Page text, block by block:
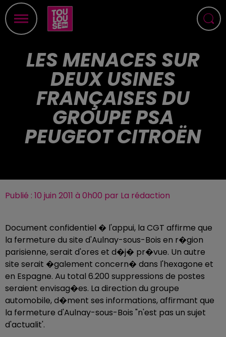
LES MENACES SUR
DEUX USINES
FRANÇAISES DU
GROUPE PSA
PEUGEOT CITROËN
Publié : 10 juin 2011 à 0h00 par La rédaction
Document confidentiel � l'appui, la CGT affirme que
la fermeture du site d'Aulnay-sous-Bois en r�gion
parisienne, serait d'ores et d�j� pr�vue. Un autre
site serait �galement concern� dans l'hexagone et
en Espagne. Au total 6.200 suppressions de postes
seraient envisag�es. La direction du groupe
automobile, d�ment ses informations, affirmant que
la fermeture d'Aulnay-sous-Bois "n'est pas un sujet
d'actualit'.